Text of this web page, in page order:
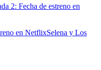
Selena y Los